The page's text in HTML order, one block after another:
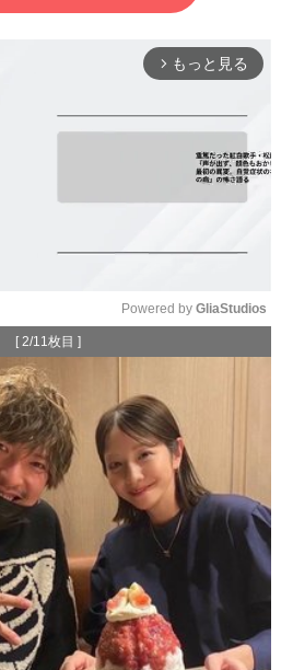
arrow_forward_ios もっと見る
Powered by GliaStudios
[ 2/11枚目 ]